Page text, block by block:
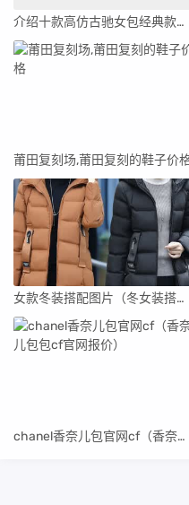
介绍十款高仿古驰女包经典款式(古驰女包经典款式大全)
莆田复刻场,莆田复刻的鞋子价
女款冬装搭配图片（冬女装搭配）
chanel香奈儿包官网cf（香奈儿包包cf官网报价）